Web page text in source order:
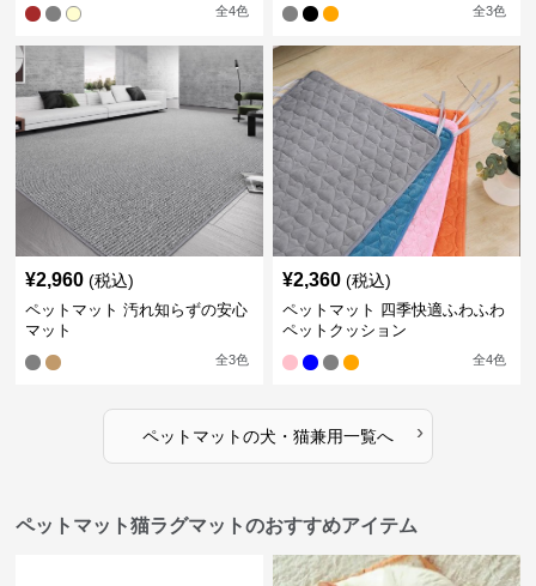
全4色 全3色
¥2,960 (税込)
ペットマット 汚れ知らずの安心
マット
全3色
¥2,360 (税込)
ペットマット 四季快適ふわふわ
ペットクッション
全4色
ペットマットの犬・猫兼用一覧へ ›
ペットマット猫ラグマットのおすすめアイテム